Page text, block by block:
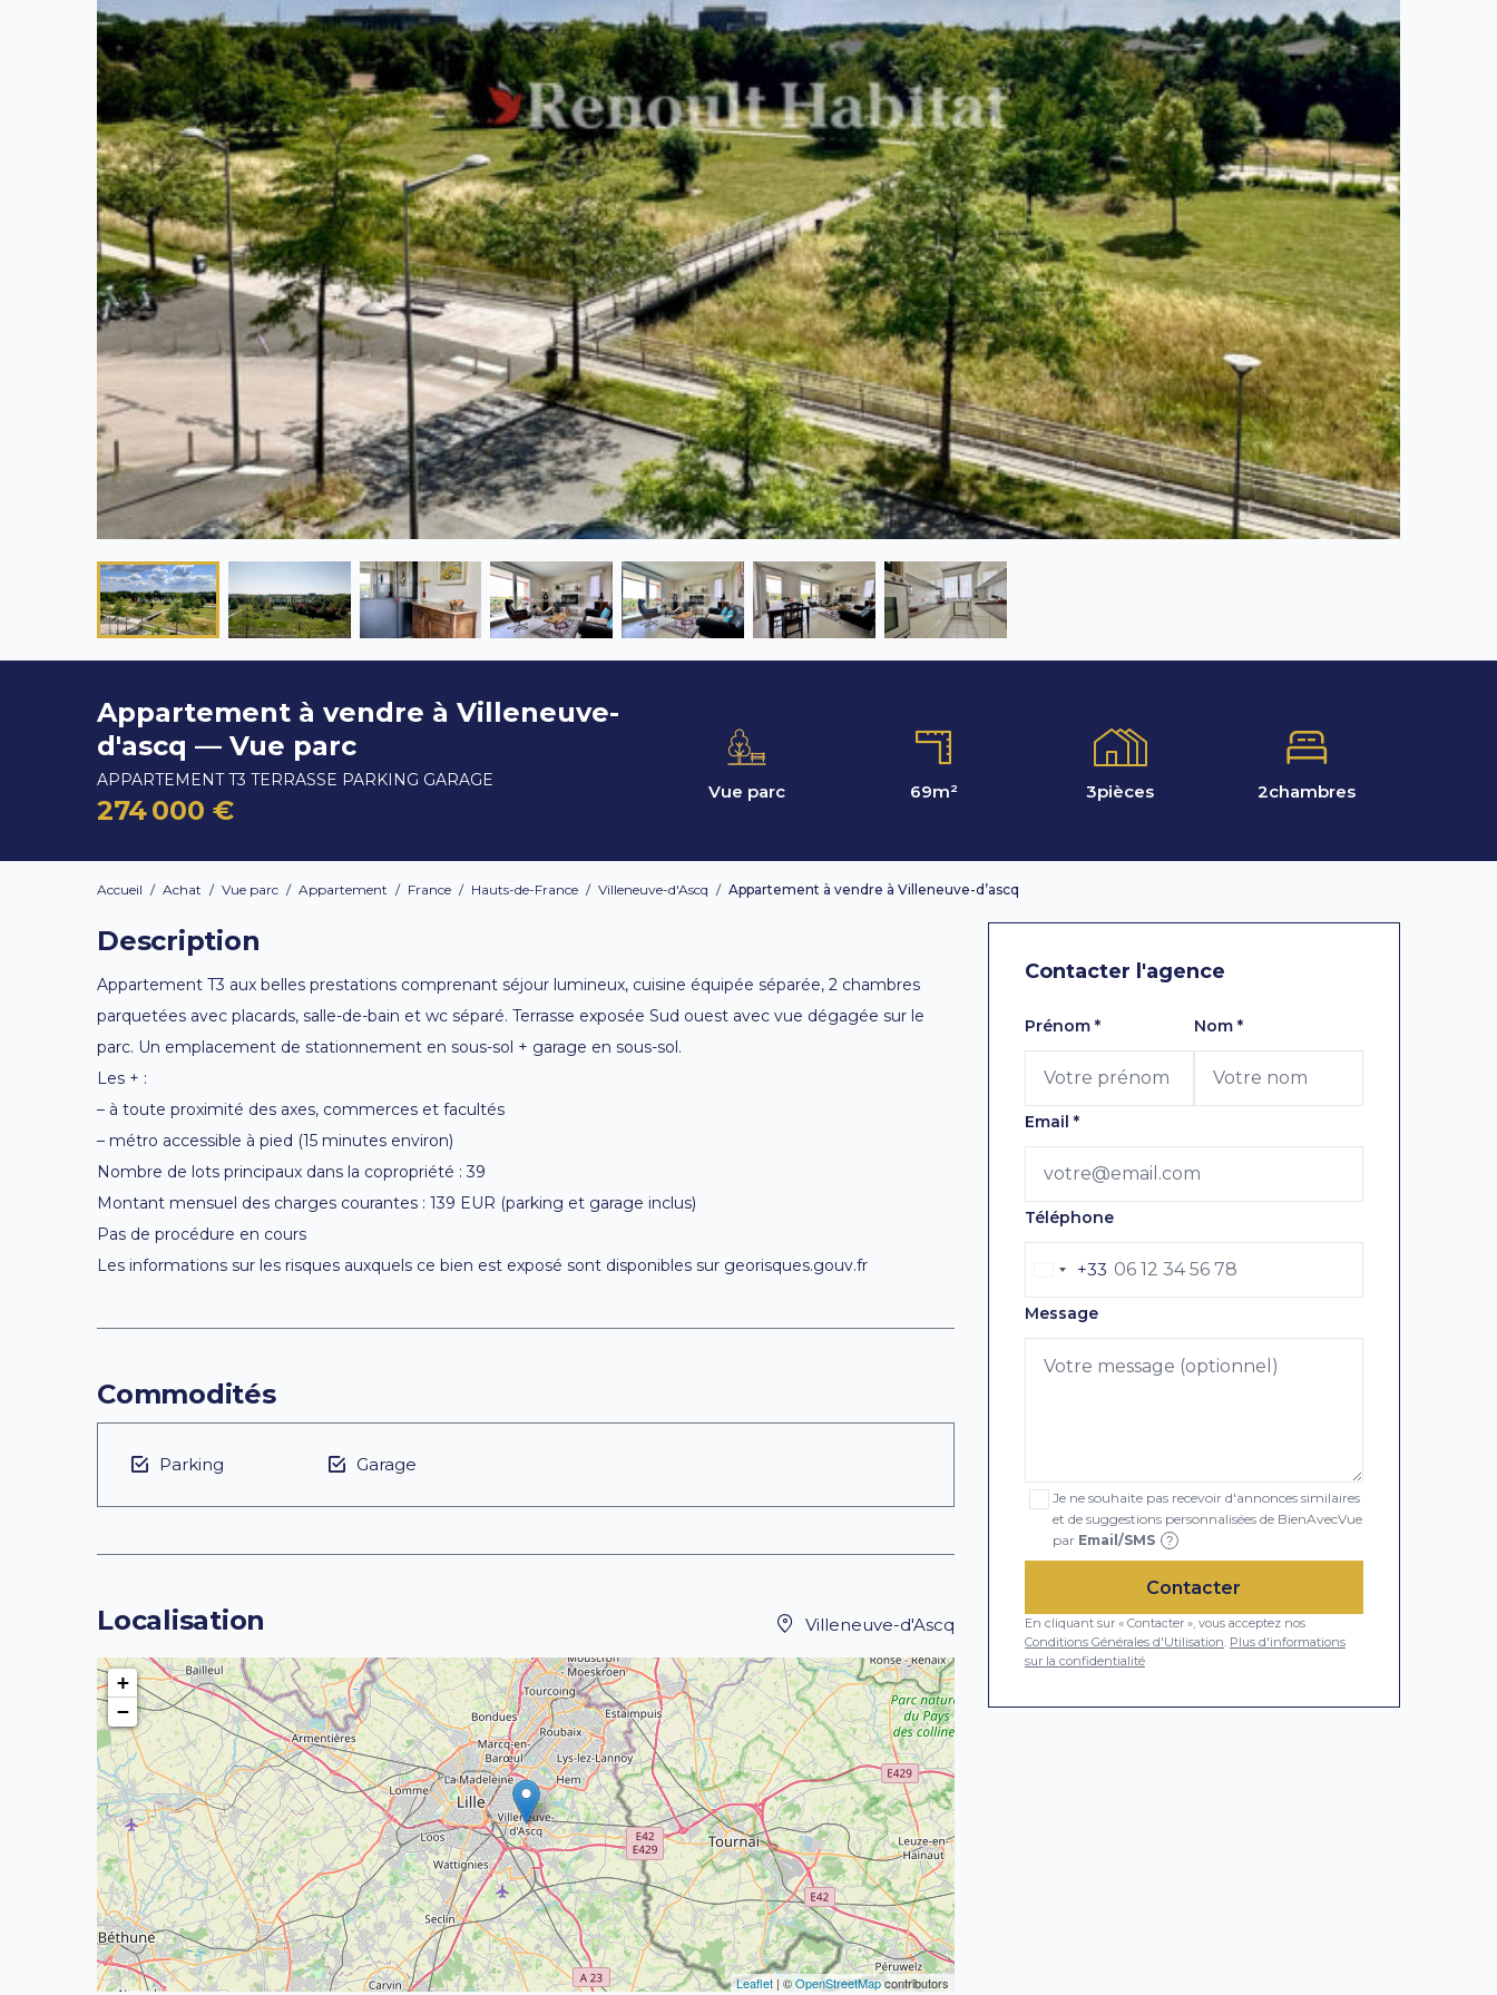
Appartement à vendre à Villeneuve-
d'ascq — Vue parc
APPARTEMENT T3 TERRASSE PARKING GARAGE
274 000 €
Vue parc 69m² 3pièces 2chambres
Accueil / Achat / Vue parc / Appartement / France / Hauts-de-France / Villeneuve-d'Ascq / Appartement à vendre à Villeneuve-d’ascq
Description
Appartement T3 aux belles prestations comprenant séjour lumineux, cuisine équipée séparée, 2 chambres
parquetées avec placards, salle-de-bain et wc séparé. Terrasse exposée Sud ouest avec vue dégagée sur le
parc. Un emplacement de stationnement en sous-sol + garage en sous-sol.
Les + :
– à toute proximité des axes, commerces et facultés
– métro accessible à pied (15 minutes environ)
Nombre de lots principaux dans la copropriété : 39
Montant mensuel des charges courantes : 139 EUR (parking et garage inclus)
Pas de procédure en cours
Les informations sur les risques auxquels ce bien est exposé sont disponibles sur georisques.gouv.fr
Commodités
Parking Garage
Localisation Villeneuve-d'Ascq
+
−
Leaflet| ©OpenStreetMapcontributors
Contacter l'agence
Laissez ce champ vide
Prénom * Nom *
Email *
Téléphone
+33
Message
Je ne souhaite pas recevoir d'annonces similaires
et de suggestions personnalisées de BienAvecVue
par Email/SMS ?
Contacter
En cliquant sur « Contacter », vous acceptez nos
Conditions Générales d'Utilisation. Plus d'informations
sur la confidentialité